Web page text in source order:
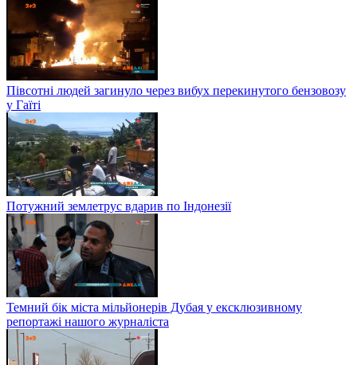
Півсотні людей загинуло через вибух перекинутого бензовозу
у Гаїті
Потужний землетрус вдарив по Індонезії
Темний бік міста мільйонерів Дубая у ексклюзивному
репортажі нашого журналіста